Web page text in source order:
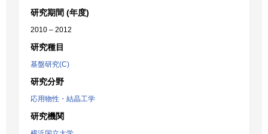
研究期間 (年度)
2010 – 2012
研究種目
基盤研究(C)
研究分野
応用物性・結晶工学
研究機関